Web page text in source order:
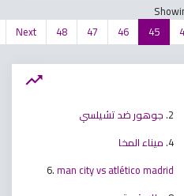
45
46
47
48
Next
2. جوهور ضد تشيلسي
4. ميناء المخا
6.man city vs atlético madrid